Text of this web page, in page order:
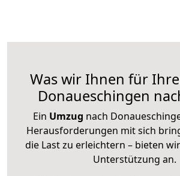
Was wir Ihnen für
Donaueschingen
Ein Umzug nach
Herausforderungen mit sich
die Last zu erleichtern – bieten
Unterstützung an.